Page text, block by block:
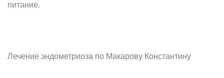
питание.
Лечение эндометриоза по Макарову Константину